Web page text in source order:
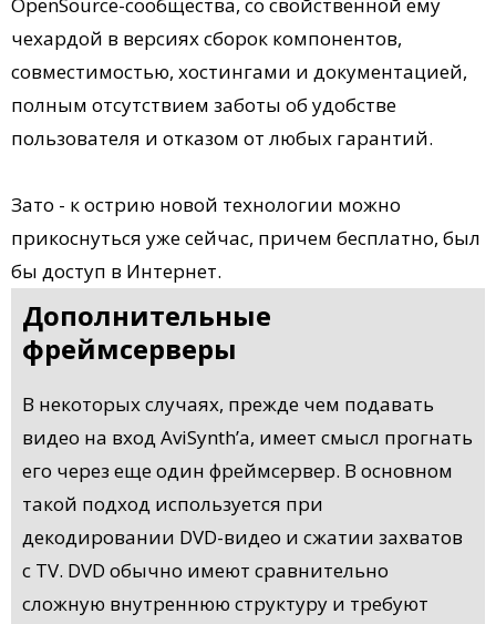
чехардой в версиях сборок компонентов,
совместимостью, хостингами и документацией,
полным отсутствием заботы об удобстве
пользователя и отказом от любых гарантий.
Зато - к острию новой технологии можно
прикоснуться уже сейчас, причем бесплатно, был
бы доступ в Интернет.
Дополнительные
фреймсерверы
В некоторых случаях, прежде чем подавать
видео на вход AviSynth’a, имеет смысл прогнать
его через еще один фреймсервер. В основном
такой подход используется при
декодировании DVD-видео и сжатии захватов
с TV. DVD обычно имеют сравнительно
сложную внутреннюю структуру и требуют